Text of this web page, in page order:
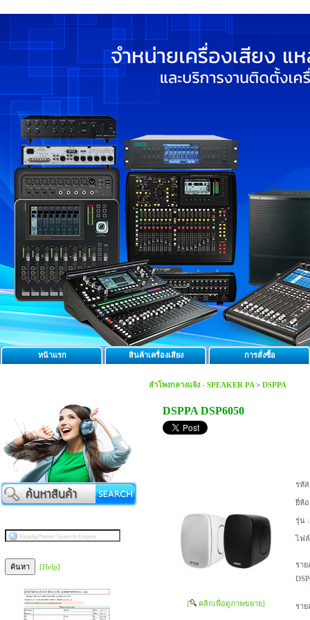
หน้าแรก สินค้าเครื่องเสียง การสั่งซื้อ
[Help]
ลำโพงกลางแจ้ง - SPEAKER PA > DSPPA
DSPPA DSP6050
[ คลิกเพื่อดูภาพขยาย]
รหั
ยี่ห้
รุ่น :
ไฟ
ราย
ราย